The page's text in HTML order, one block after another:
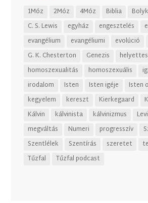
1Móz 2Móz 4Móz Biblia
C. S. Lewis
egyház engesztelés
evangélium
evangéliumi evolúció
G. K. Chesterton
Genezis
homoszexualitás
homoszexuális
irodalom
Isten Isten igéje Isten
kegyelem
kereszt Kierkegaard
Kálvin
kálvinista kálvinizmus
megváltás
Numeri progresszív
Szentlélek
Szentírás szeretet
Tűzfal
Tűzfal podcast